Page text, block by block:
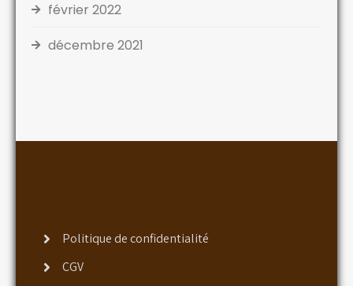
février 2022
décembre 2021
Politique de confidentialité
CGV